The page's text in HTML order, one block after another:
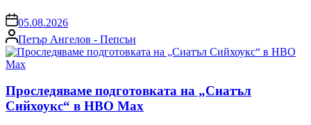
on05.08.2026
Posted
by
Петър Ангелов - Пепсън
Проследяваме подготовката на „Сиатъл
Сийхоукс“ в HBO Max